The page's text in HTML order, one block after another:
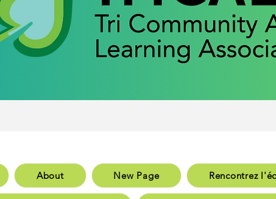
Maison New Page Rencontrez
About New Page Rencontrez